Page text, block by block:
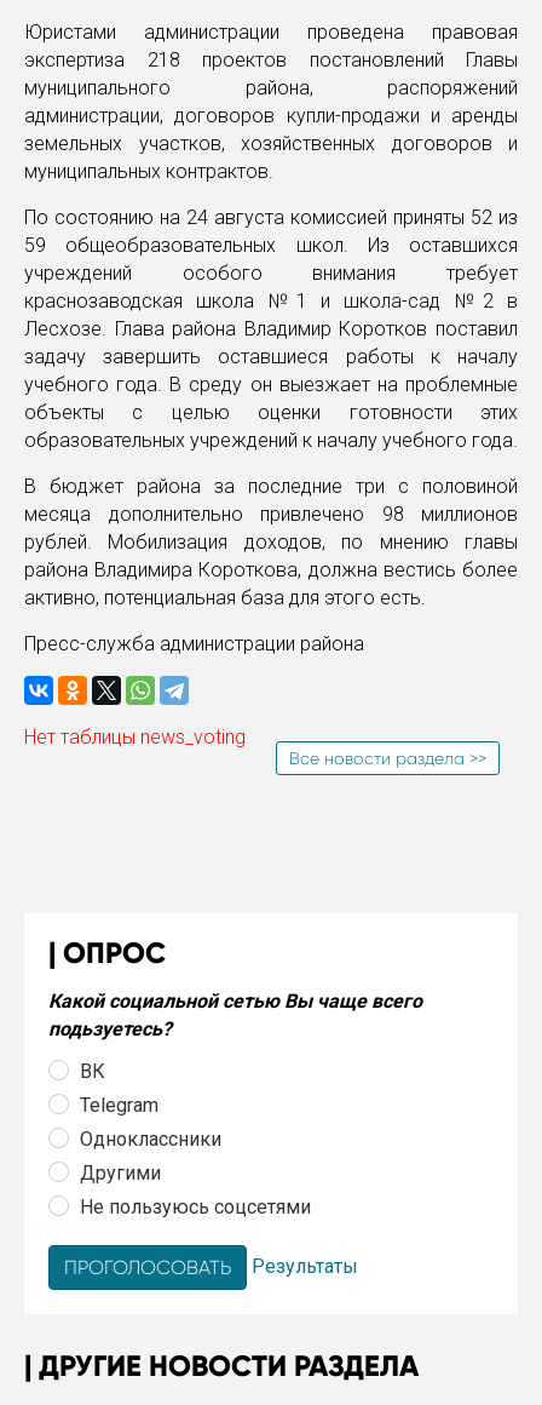
Юристами администрации проведена правовая
экспертиза 218 проектов постановлений Главы
муниципального района, распоряжений
администрации, договоров купли-продажи и аренды
земельных участков, хозяйственных договоров и
муниципальных контрактов.
По состоянию на 24 августа комиссией приняты 52 из
59 общеобразовательных школ. Из оставшихся
учреждений особого внимания требует
краснозаводская школа №1 и школа-сад №2 в
Лесхозе. Глава района Владимир Коротков поставил
задачу завершить оставшиеся работы к началу
учебного года. В среду он выезжает на проблемные
объекты с целью оценки готовности этих
образовательных учреждений к началу учебного года.
В бюджет района за последние три с половиной
месяца дополнительно привлечено 98 миллионов
рублей. Мобилизация доходов, по мнению главы
района Владимира Короткова, должна вестись более
активно, потенциальная база для этого есть.
Пресс-служба администрации района
Нет таблицы news_voting
Все новости раздела >>
ОПРОС
Какой социальной сетью Вы чаще всего
подьзуетесь?
ВК
Telegram
Одноклассники
Другими
Не пользуюсь соцсетями
Результаты
ДРУГИЕ НОВОСТИ РАЗДЕЛА